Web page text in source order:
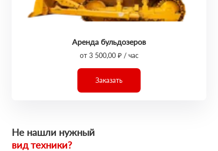
Аренда бульдозеров
от 3 500,00 ₽ / час
Заказать
Не нашли нужный
вид техники?